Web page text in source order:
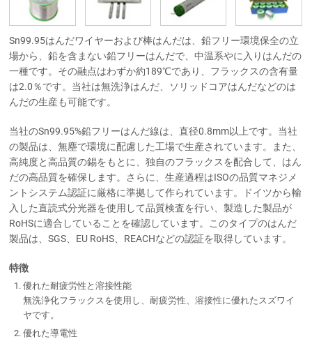
Sn99.95はんだワイヤーおよび棒はんだは、鉛フリー環境保全の立
場から、鉛を含まない鉛フリーはんだで、中温系やに入りはんだの
一種です。その融点はわずか約189℃であり、フラックスの含有量
は2.0％です。当社は無洗浄はんだ、ソリッドコアはんだなどのは
んだの生産も可能です。
当社のSn99.95%鉛フリーはんだ線は、直径0.8mm以上です。当社
の製品は、無塵で環境に配慮した工場で生産されています。また、
高純度と高品質の錫をもとに、独自のフラックスを配合して、はん
だの高品質を確保します。さらに、生産過程はISOの品質マネジメ
ントシステム認証に厳格に準拠して作られています。ドイツから輸
入した直読式分光器を使用して品質検査を行い、製造した製品が
RoHSに適合していることを確認しています。このタイプのはんだ
製品は、SGS、EU RoHS、REACHなどの認証を取得しています。
特徴
優れた耐疲労性と溶接性能
無洗浄化フラックスを使用し、耐疲労性、溶接性に優れたスズワイ
ヤです。
優れた導電性